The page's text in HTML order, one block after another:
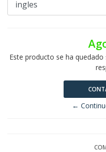
Este producto se ha
←